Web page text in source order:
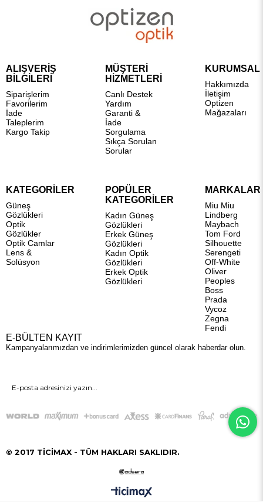
ALIŞVERİŞ
BİLGİLERİ
Siparişlerim
Favorilerim
İade
Taleplerim
Kargo Takip
MÜŞTERİ
HİZMETLERİ
Canlı Destek
Yardım
Garanti &
İade
Sorgulama
Sıkça Sorulan
Sorular
KURUMSAL
Hakkımızda
İletişim
Optizen
Mağazaları
KATEGORİLER
Güneş
Gözlükleri
Optik
Gözlükler
Optik Camlar
Lens &
Solüsyon
POPÜLER
KATEGORİLER
Kadın Güneş
Gözlükleri
Erkek Güneş
Gözlükleri
Kadın Optik
Gözlükleri
Erkek Optik
Gözlükleri
MARKALAR
Miu Miu
Lindberg
Maybach
Tom Ford
Silhouette
Serengeti
Off-White
Oliver
Peoples
Boss
Prada
Vycoz
Zegna
Fendi
E-BÜLTEN KAYIT
Kampanyalarımızdan ve indirimlerimizden güncel olarak haberdar olun.
GÖNDER
© 2017 TİCİMAX - TÜM HAKLARI SAKLIDIR.